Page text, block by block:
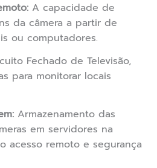
A capacidade de
da câmera a partir de
ou computadores.
Fechado de Televisão,
para monitorar locais
Armazenamento das
em servidores na
acesso remoto e segurança